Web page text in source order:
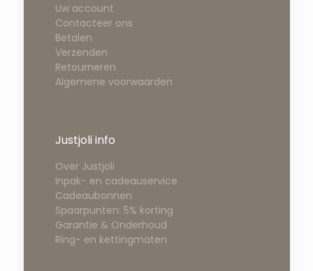
Uw account
Contacteer ons
Betalen
Verzenden
Retourneren
Algemene voorwaarden
Justjoli info
Over Justjoli
Inpak- en cadeauservice
Cadeaubonnen
Spaarpunten: 5% korting
Garantie & Onderhoud
Ring- en kettingmaten